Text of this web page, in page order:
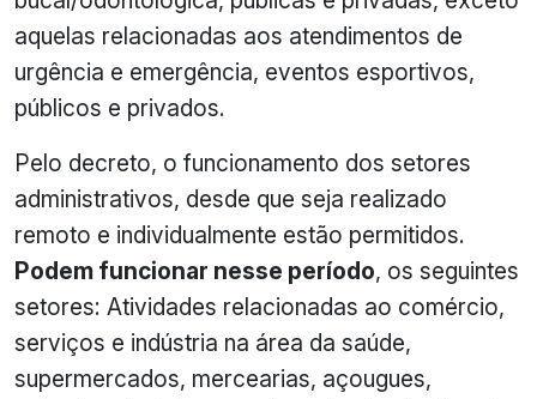
aquelas relacionadas aos atendimentos de
urgência e emergência, eventos esportivos,
públicos e privados.
Pelo decreto, o funcionamento dos setores
administrativos, desde que seja realizado
remoto e individualmente estão permitidos.
Podem funcionar nesse período, os seguintes
setores: Atividades relacionadas ao comércio,
serviços e indústria na área da saúde,
supermercados, mercearias, açougues,